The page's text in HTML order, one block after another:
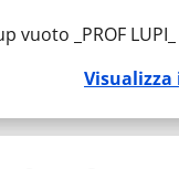
vuoto _PROF LUPI_